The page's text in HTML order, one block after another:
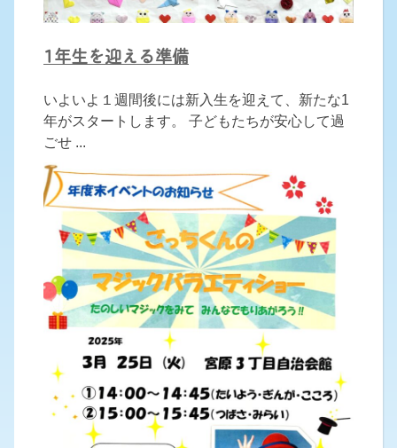
1年生を迎える準備
いよいよ１週間後には新入生を迎えて、新たな1
年がスタートします。 子どもたちが安心して過
ごせ ...